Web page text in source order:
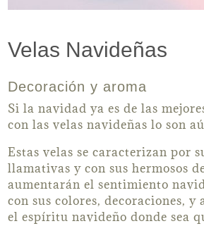
Velas Navideñas
Decoración y aroma
Si la navidad ya es de las
con las velas navideñas lo son
Estas velas se caracterizan por
llamativas y con sus hermosos
aumentarán el sentimiento
con sus colores, decoraciones, y
el espíritu navideño donde sea